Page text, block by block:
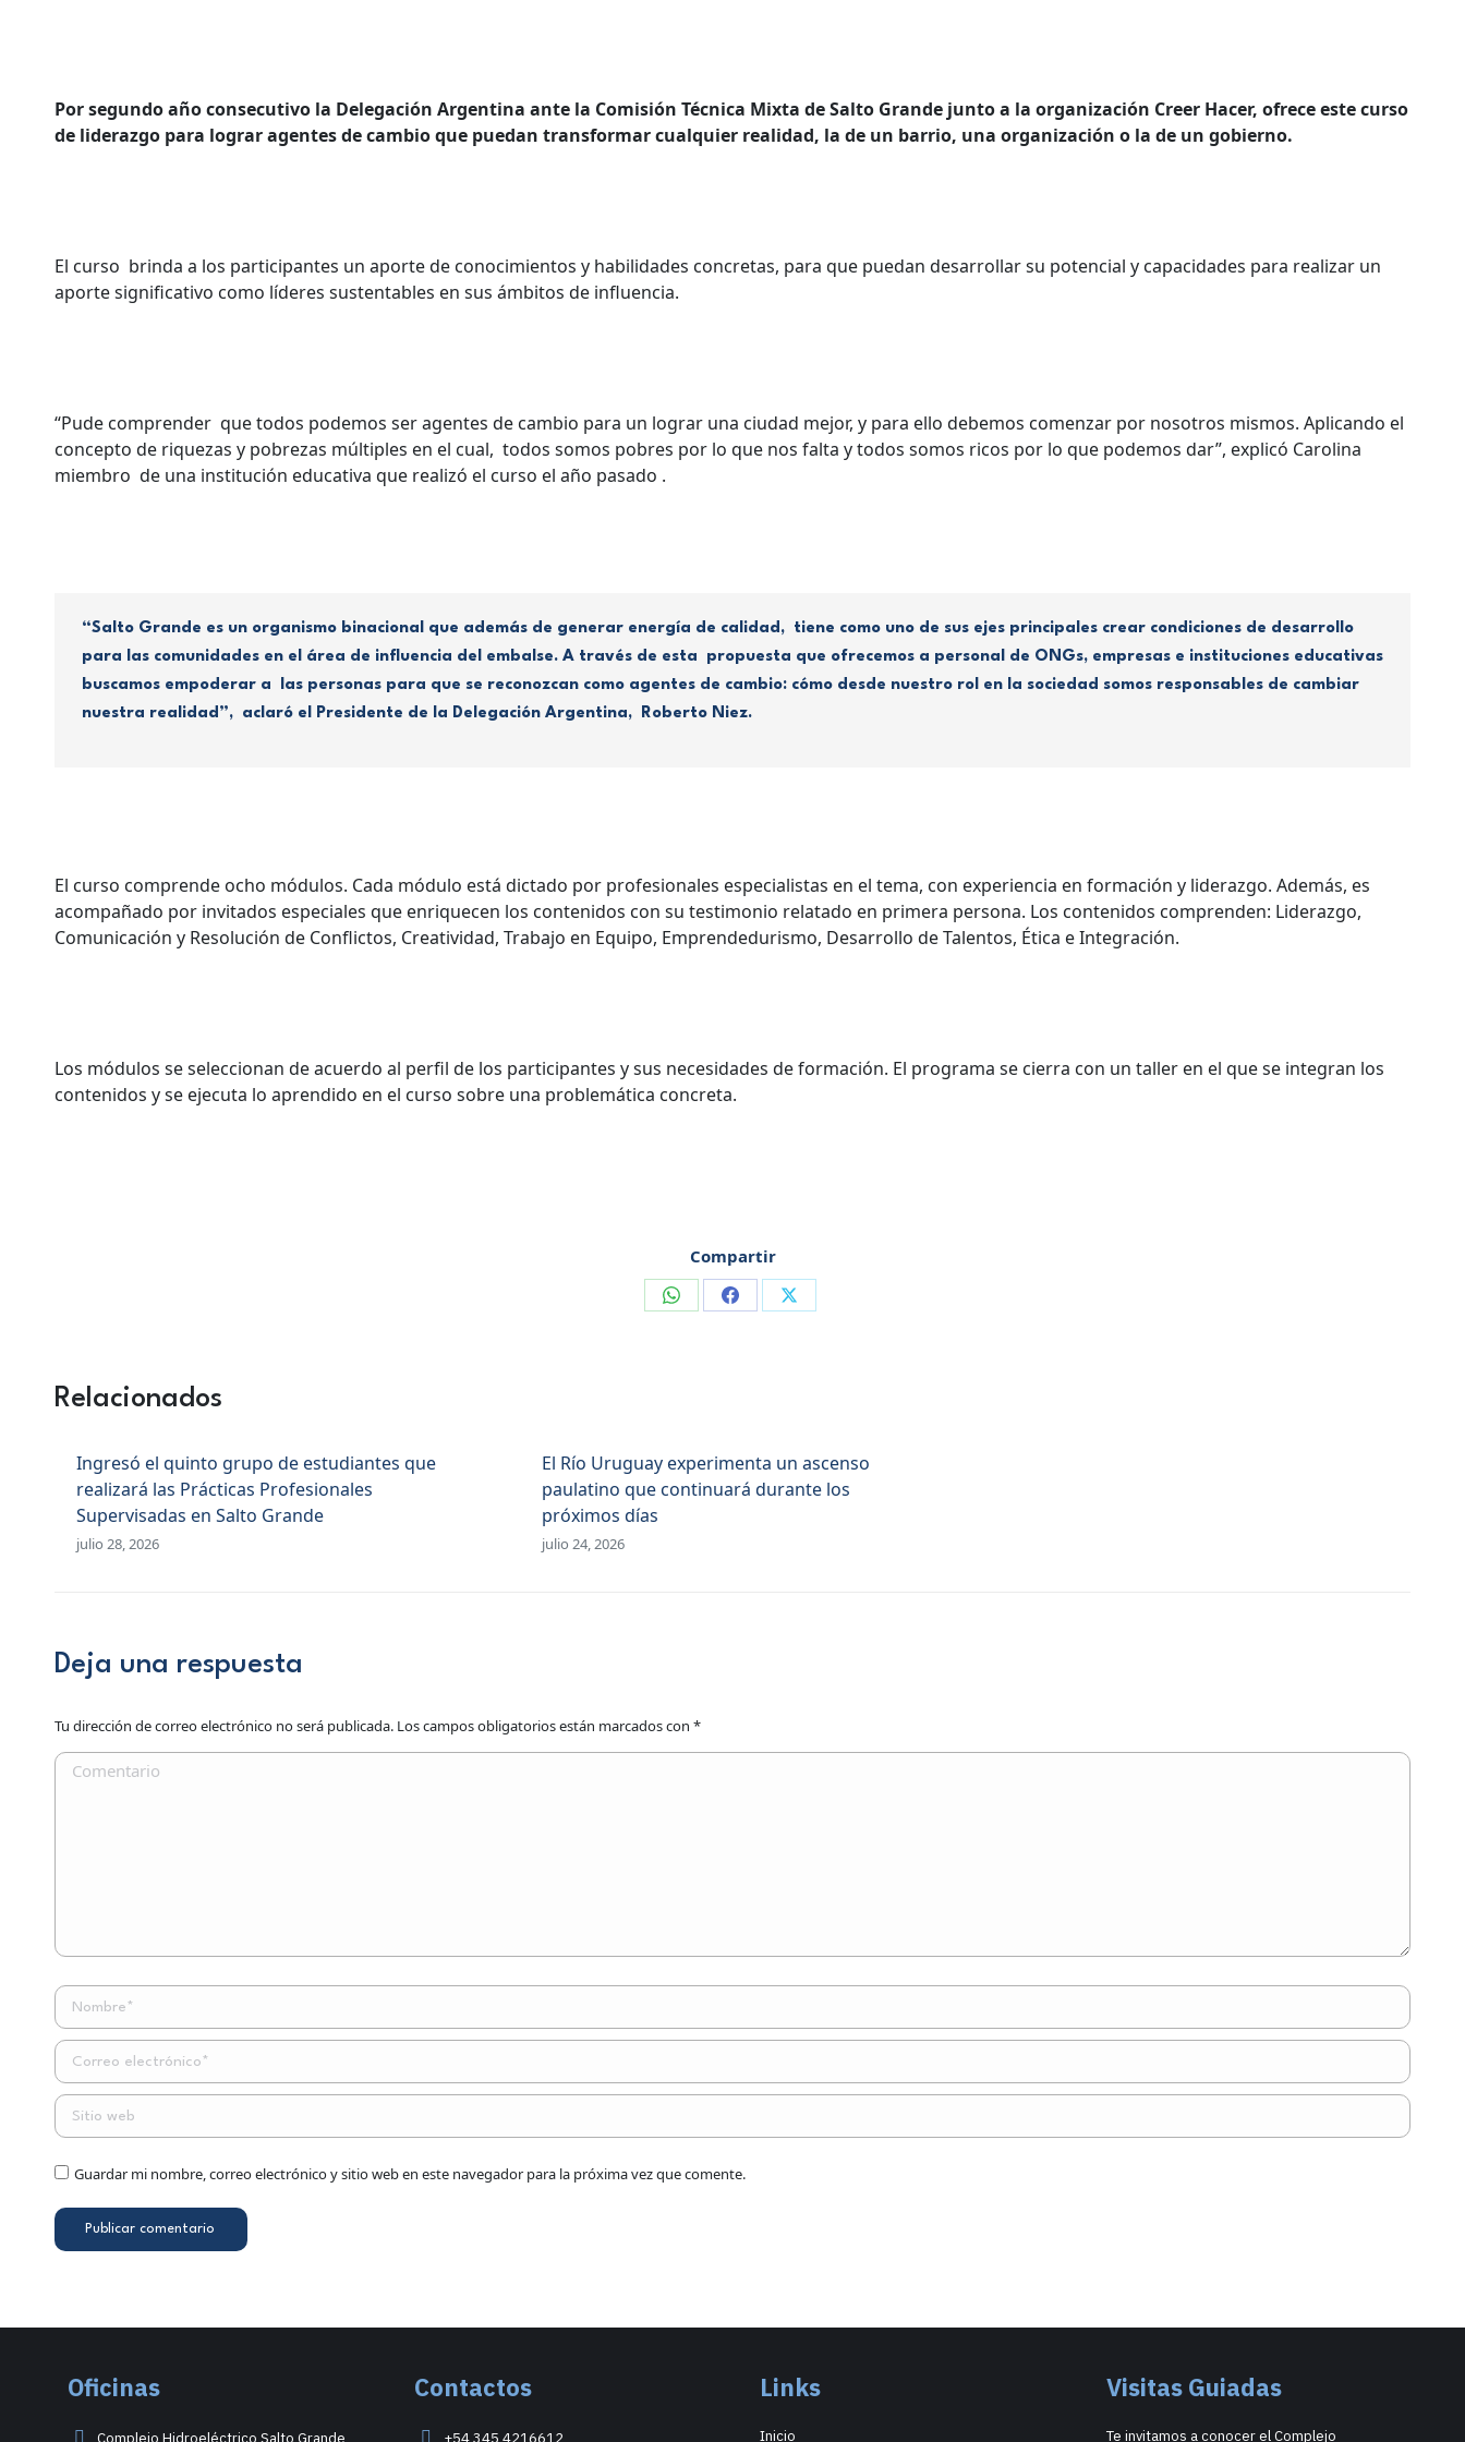
Por segundo año consecutivo la Delegación Argentina ante la Comisión Técnica Mixta de Salto Grande junto a la organización Creer Hacer, ofrece este curso
de liderazgo para lograr agentes de cambio que puedan transformar cualquier realidad, la de un barrio, una organización o la de un gobierno.
El curso brinda a los participantes un aporte de conocimientos y habilidades concretas, para que puedan desarrollar su potencial y capacidades para realizar un
aporte significativo como líderes sustentables en sus ámbitos de influencia.
“Pude comprender que todos podemos ser agentes de cambio para un lograr una ciudad mejor, y para ello debemos comenzar por nosotros mismos. Aplicando el
concepto de riquezas y pobrezas múltiples en el cual, todos somos pobres por lo que nos falta y todos somos ricos por lo que podemos dar”, explicó Carolina
miembro de una institución educativa que realizó el curso el año pasado .
“Salto Grande es un organismo binacional que además de generar energía de calidad, tiene como uno de sus ejes principales crear condiciones de desarrollo
para las comunidades en el área de influencia del embalse. A través de esta propuesta que ofrecemos a personal de ONGs, empresas e instituciones educativas
buscamos empoderar a las personas para que se reconozcan como agentes de cambio: cómo desde nuestro rol en la sociedad somos responsables de cambiar
nuestra realidad”, aclaró el Presidente de la Delegación Argentina, Roberto Niez.
El curso comprende ocho módulos. Cada módulo está dictado por profesionales especialistas en el tema, con experiencia en formación y liderazgo. Además, es
acompañado por invitados especiales que enriquecen los contenidos con su testimonio relatado en primera persona. Los contenidos comprenden: Liderazgo,
Comunicación y Resolución de Conflictos, Creatividad, Trabajo en Equipo, Emprendedurismo, Desarrollo de Talentos, Ética e Integración.
Los módulos se seleccionan de acuerdo al perfil de los participantes y sus necesidades de formación. El programa se cierra con un taller en el que se integran los
contenidos y se ejecuta lo aprendido en el curso sobre una problemática concreta.
Compartir
CompartirCompartirCompartir
Relacionados
Ingresó el quinto grupo de estudiantes que
realizará las Prácticas Profesionales
Supervisadas en Salto Grande
julio 28, 2026
El Río Uruguay experimenta un ascenso
paulatino que continuará durante los
próximos días
julio 24, 2026
Deja una respuesta
Tu dirección de correo electrónico no será publicada. Los campos obligatorios están marcados con *
Comentario
Nombre *
Correo electrónico *
Sitio web
Guardar mi nombre, correo electrónico y sitio web en este navegador para la próxima vez que comente.
Publicar comentario
Oficinas
Complejo Hidroeléctrico Salto Grande
Contactos
+54 345 4216612
Links
Inicio
Visitas Guiadas
Te invitamos a conocer el Complejo